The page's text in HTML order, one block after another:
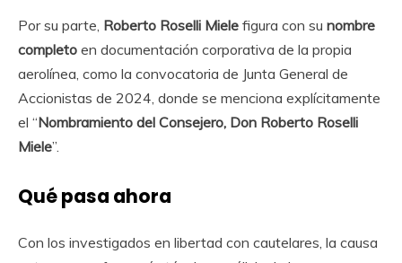
Por su parte, Roberto Roselli Miele figura con su nombre
completo en documentación corporativa de la propia
aerolínea, como la convocatoria de Junta General de
Accionistas de 2024, donde se menciona explícitamente
el “Nombramiento del Consejero, Don Roberto Roselli
Miele”.
Qué pasa ahora
Con los investigados en libertad con cautelares, la causa